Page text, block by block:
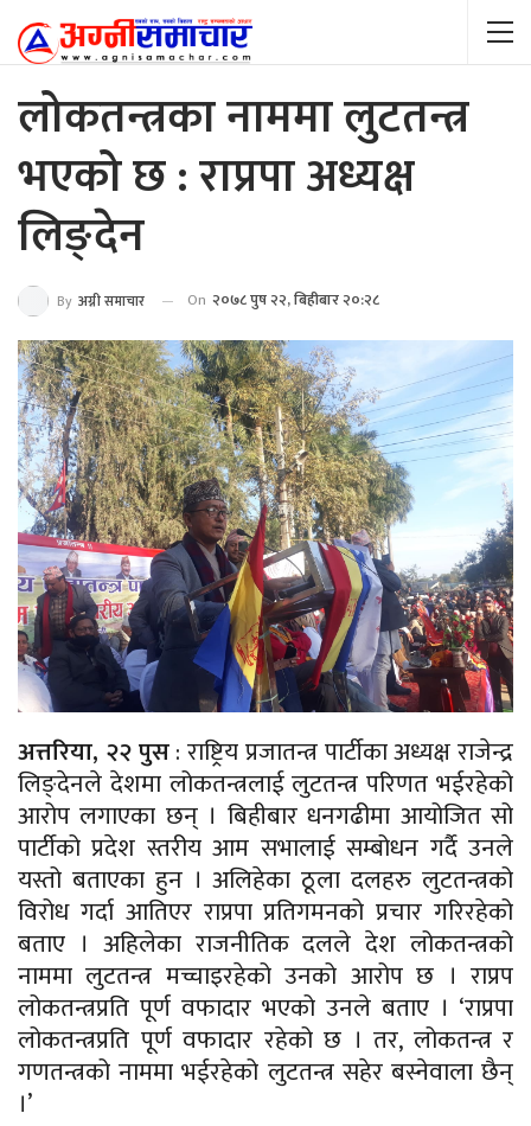
लोकतन्त्रका नाममा लुटतन्त्र
भएको छ : राप्रपा अध्यक्ष
लिङ्देन
By अग्नी समाचार On २०७८ पुष २२, बिहीबार २०:२८
अत्तरिया, २२ पुस: राष्ट्रिय प्रजातन्त्र पार्टीका अध्यक्ष राजेन्द्र
लिङ्देनले देशमा लोकतन्त्रलाई लुटतन्त्र परिणत भईरहेको
आरोप लगाएका छन् । बिहीबार धनगढीमा आयोजित सो
पार्टीको प्रदेश स्तरीय आम सभालाई सम्बोधन गर्दै उनले
यस्तो बताएका हुन । अलिहेका ठूला दलहरु लुटतन्त्रको
विरोध गर्दा आतिएर राप्रपा प्रतिगमनको प्रचार गरिरहेको
बताए । अहिलेका राजनीतिक दलले देश लोकतन्त्रको
नाममा लुटतन्त्र मच्चाइरहेको उनको आरोप छ । राप्रप
लोकतन्त्रप्रति पूर्ण वफादार भएको उनले बताए । ‘राप्रपा
लोकतन्त्रप्रति पूर्ण वफादार रहेको छ । तर, लोकतन्त्र र
गणतन्त्रको नाममा भईरहेको लुटतन्त्र सहेर बस्नेवाला छैन्
।’